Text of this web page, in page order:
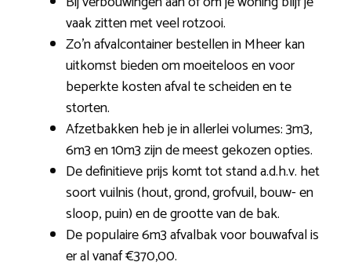
vaak zitten met veel rotzooi.
Zo’n afvalcontainer bestellen in Mheer kan
uitkomst bieden om moeiteloos en voor
beperkte kosten afval te scheiden en te
storten.
Afzetbakken heb je in allerlei volumes: 3m3,
6m3 en 10m3 zijn de meest gekozen opties.
De definitieve prijs komt tot stand a.d.h.v. het
soort vuilnis (hout, grond, grofvuil, bouw- en
sloop, puin) en de grootte van de bak.
De populaire 6m3 afvalbak voor bouwafval is
er al vanaf €370,00.